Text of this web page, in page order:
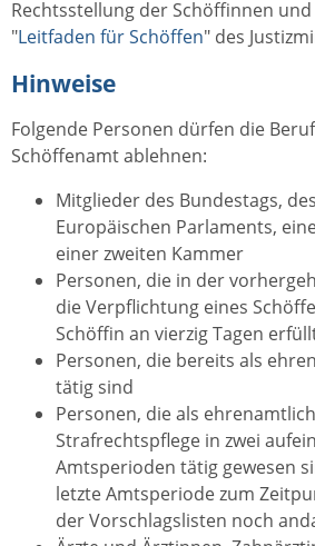
Rechtsstellung der Schöffinnen
"Leitfaden für Schöffen" des
Hinweise
Folgende Personen dürfen die
Schöffenamt ablehnen:
Mitglieder des Bundestags,
Europäischen Parlaments,
einer zweiten Kammer
Personen, die in der
die Verpflichtung eines
Schöffin an vierzig Tagen
Personen, die bereits als
tätig sind
Personen, die als
Strafrechtspflege in zwei
Amtsperioden tätig gewesen
letzte Amtsperiode zum
der Vorschlagslisten noch